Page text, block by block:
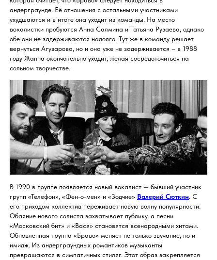
андерграунде. Её отношения с остальными участниками
ухудшаются и в итоге она уходит из команды. На место
вокалистки пробуются Анна Салмина и Татьяна Рузаева, однако
обе они не задерживаются надолго. Тут же в команду решает
вернуться Агузарова, но и она уже не задерживается – в 1988
году Жанна окончательно уходит, желая сосредоточиться на
сольном творчестве.
В 1990 в группе появляется новый вокалист — бывший участник
групп «Телефон», «Фен-о-мен» и «Зодчие» Валерий Сюткин. С
его приходом коллектив переживает новую волну популярности.
Обаяние нового солиста захватывает публику, а песни
«Московский бит» и «Вася» становятся всенародными хитами.
Обновленная группа «Браво» меняет не только звучание, но и
имидж. Из андерграундных романтиков музыканты
превращаются в симпатичных стиляг. Этот образ закрепляется